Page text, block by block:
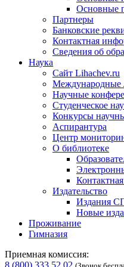
Основные
Партнеры
Банковские
Контактная
Сведения об
Наука
Сайт Lihachev.ru
Международные
Научные
Студенческое
Конкурсы
Аспирантура
Центр
О библиотеке
Издательство
Издания
Новые
Проживание
Гимназия
Приемная комиссия:
8 (800) 333 52 02